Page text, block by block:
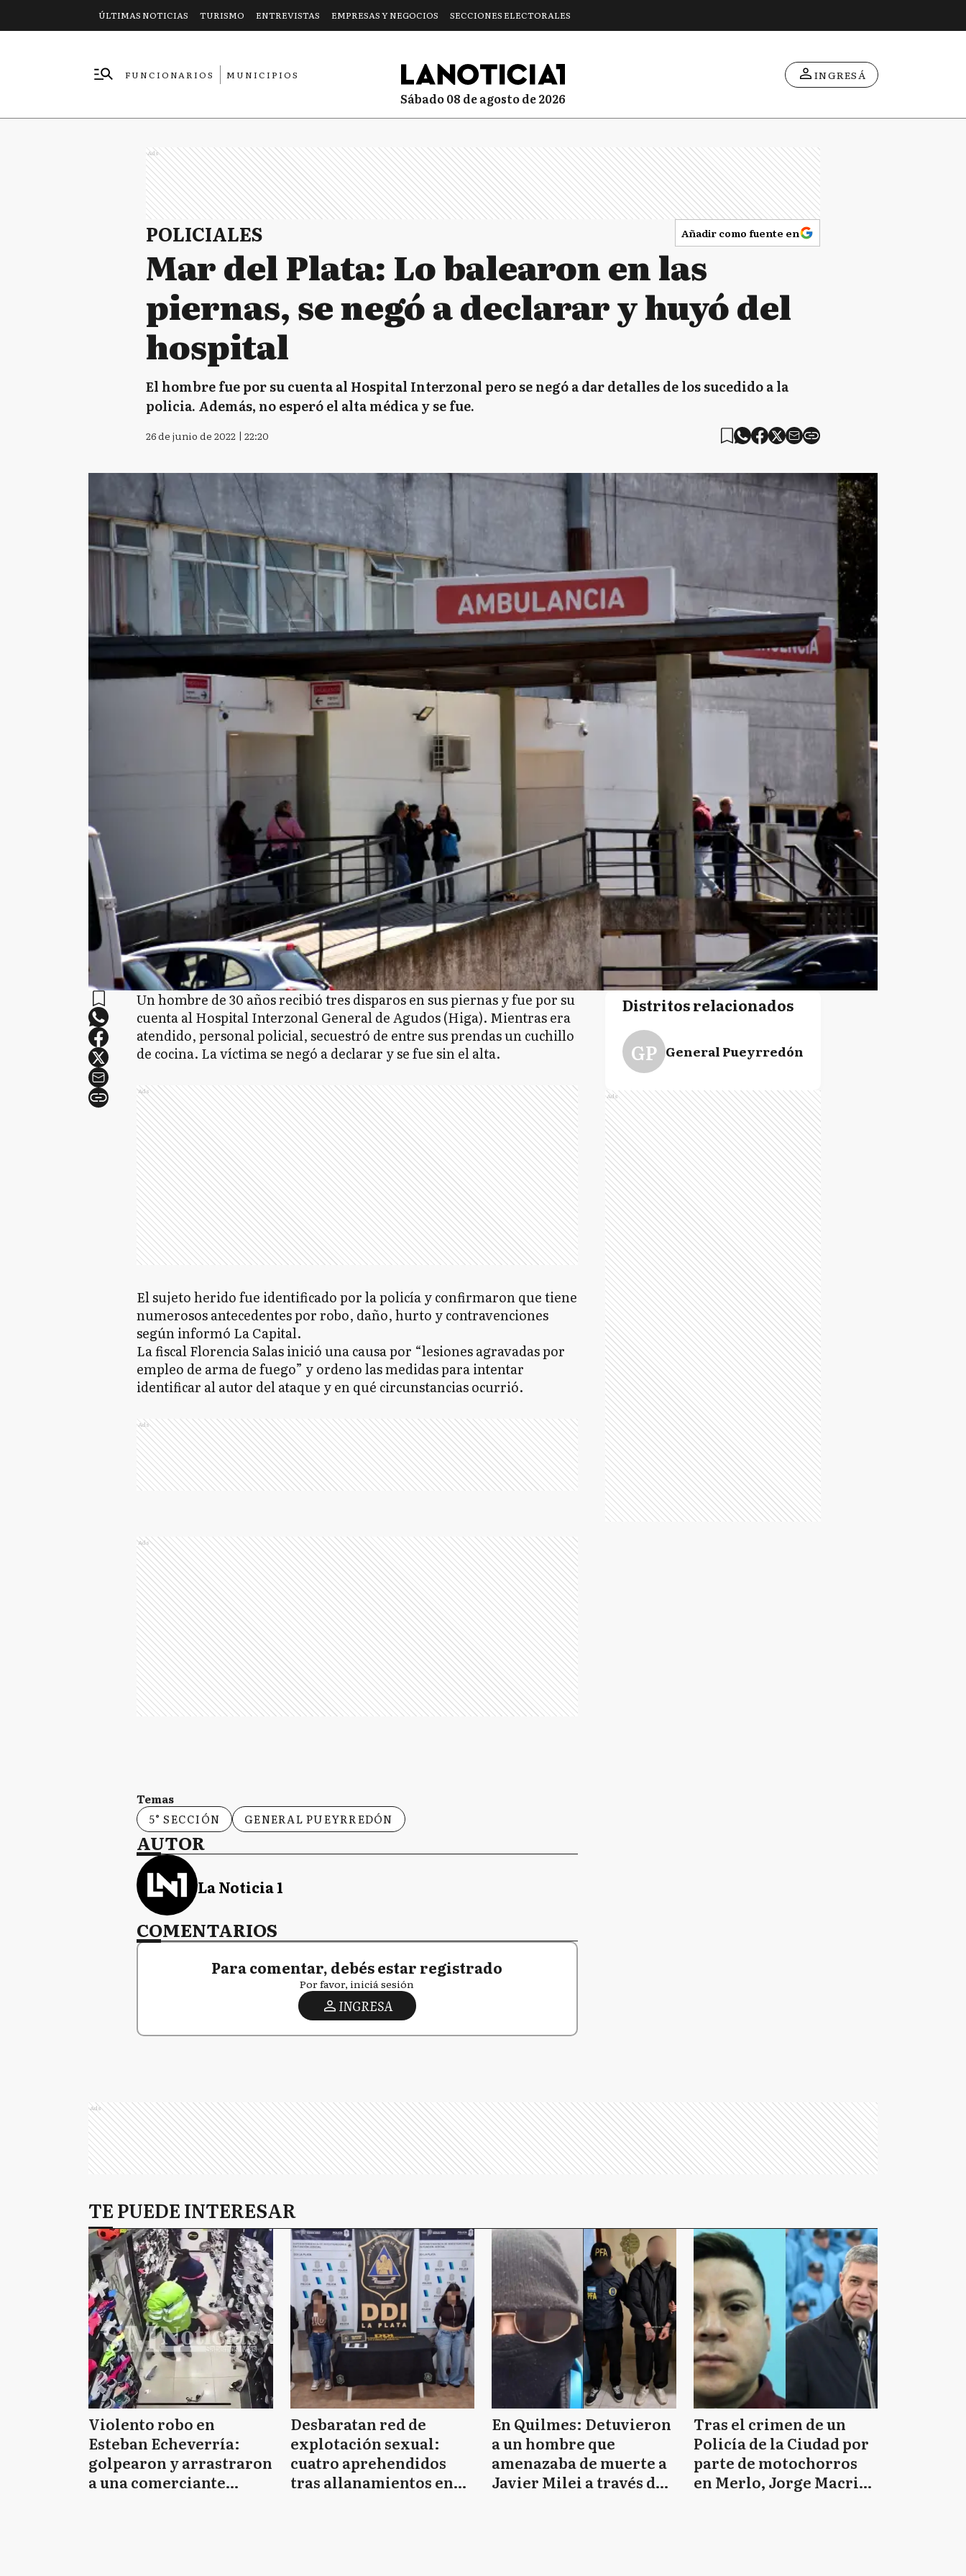
ÚLTIMAS NOTICIAS TURISMO ENTREVISTAS EMPRESAS Y NEGOCIOS SECCIONES ELECTORALES
FUNCIONARIOS
MUNICIPIOS
sábado 08 de agosto de 2026
INGRESÁ
Ads
POLICIALES Añadir como fuente en
Mar del Plata: Lo balearon en las
piernas, se negó a declarar y huyó del
hospital
El hombre fue por su cuenta al Hospital Interzonal pero se negó a dar detalles de los sucedido a la
policia. Además, no esperó el alta médica y se fue.
26 de junio de 2022 | 22:20
Un hombre de 30 años recibió tres disparos en sus piernas y fue por su
cuenta al Hospital Interzonal General de Agudos (Higa). Mientras era
atendido, personal policial, secuestró de entre sus prendas un cuchillo
de cocina. La víctima se negó a declarar y se fue sin el alta.
Ads
El sujeto herido fue identificado por la policía y confirmaron que tiene
numerosos antecedentes por robo, daño, hurto y contravenciones
según informó La Capital.
La fiscal Florencia Salas inició una causa por “lesiones agravadas por
empleo de arma de fuego” y ordeno las medidas para intentar
identificar al autor del ataque y en qué circunstancias ocurrió.
Ads
Ads
Temas
5° SECCIÓN
GENERAL PUEYRREDÓN
AUTOR
La Noticia 1
COMENTARIOS
Para comentar, debés estar registrado
Por favor, iniciá sesión
INGRESA
Distritos relacionados
GP General Pueyrredón
Ads
Ads
TE PUEDE INTERESAR
Violento robo en
Esteban Echeverría:
golpearon y arrastraron
a una comerciante
Desbaratan red de
explotación sexual:
cuatro aprehendidos
tras allanamientos en
En Quilmes: Detuvieron
a un hombre que
amenazaba de muerte a
Javier Milei a través de
Tras el crimen de un
Policía de la Ciudad por
parte de motochorros
en Merlo, Jorge Macri